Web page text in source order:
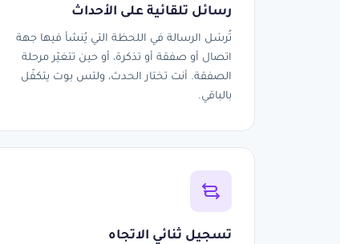
رسائل تلقائية على الأحداث
تُرسَل الرسالة في اللحظة التي يُنشأ فيها جهة
اتصال أو صفقة أو تذكرة، أو حين تتغيّر مرحلة
الصفقة. أنت تختار الحدث، ولتس بوت يتكفّل
بالباقي.
تسجيل ثنائي الاتجاه